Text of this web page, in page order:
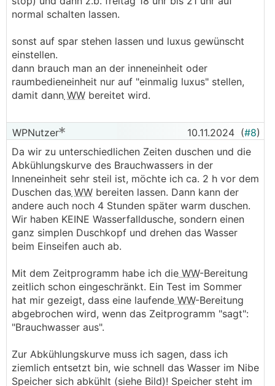
normal schalten lassen.
sonst auf spar stehen lassen und luxus gewünscht
einstellen.
dann brauch man an der inneneinheit oder
raumbedieneinheit nur auf "einmalig luxus" stellen,
damit dann WW bereitet wird.
WPNutzer 10.11.2024 (#8)
Da wir zu unterschiedlichen Zeiten duschen und die
Abkühlungskurve des Brauchwassers in der
Inneneinheit sehr steil ist, möchte ich ca. 2 h vor dem
Duschen das WW bereiten lassen. Dann kann der
andere auch noch 4 Stunden später warm duschen.
Wir haben KEINE Wasserfalldusche, sondern einen
ganz simplen Duschkopf und drehen das Wasser
beim Einseifen auch ab.
Mit dem Zeitprogramm habe ich die WW-Bereitung
zeitlich schon eingeschränkt. Ein Test im Sommer
hat mir gezeigt, dass eine laufende WW-Bereitung
abgebrochen wird, wenn das Zeitprogramm "sagt":
"Brauchwasser aus".
Zur Abkühlungskurve muss ich sagen, dass ich
ziemlich entsetzt bin, wie schnell das Wasser im Nibe
Speicher sich abkühlt (siehe Bild)! Speicher steht im